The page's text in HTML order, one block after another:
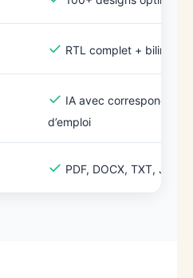
✓ RTL complet + bilingue
✓ IA avec correspondance
d’emploi
✓ PDF, DOCX, TXT, JSON